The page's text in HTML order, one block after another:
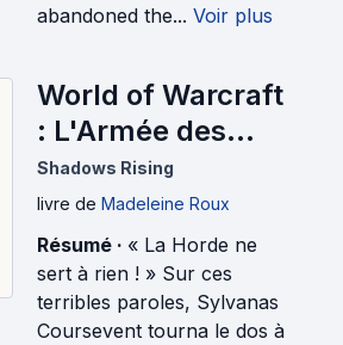
abandoned the... Voir plus
World of Warcraft
: L'Armée des
ombres (2020)
Shadows Rising
livre de Madeleine Roux
Résumé · « La Horde ne
sert à rien ! » Sur ces
terribles paroles, Sylvanas
Coursevent tourna le dos à